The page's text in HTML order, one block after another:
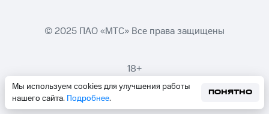
Мы используем cookies для улучшения работы
нашего сайта. Подробнее.
ПОНЯТНО
© 2025 ПАО «МТС» Все права защищены
18+